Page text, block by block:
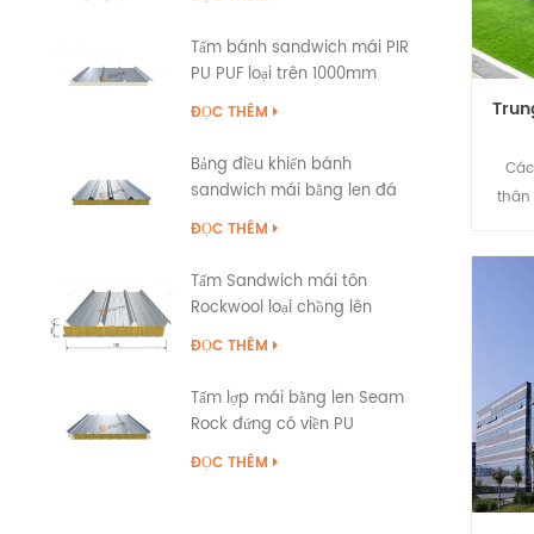
Tấm bánh sandwich mái PIR
PU PUF loại trên 1000mm
ĐỌC THÊM
Bảng điều khiển bánh
sandwich mái bằng len đá
được xếp hạng chống cháy
Snap Cap
ĐỌC THÊM
Tấm Sandwich mái tôn
Rockwool loại chồng lên
nhau
ĐỌC THÊM
Tấm lợp mái bằng len Seam
Rock đứng có viền PU
ĐỌC THÊM
đội
độc
xuất
chất
kết
thân
và
đặc